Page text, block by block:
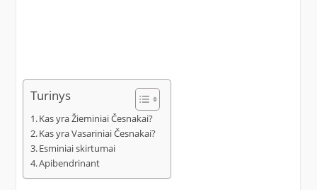
Turinys
Kas yra Žieminiai Česnakai?
Kas yra Vasariniai Česnakai?
Esminiai skirtumai
Apibendrinant